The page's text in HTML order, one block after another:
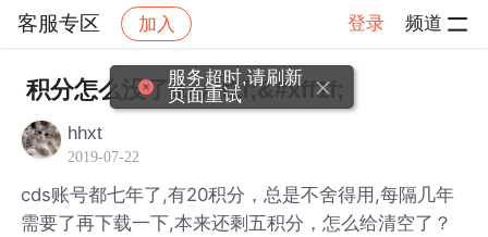
客服专区 加入 登录 频道
社区 客服专区 帖子详情
积分怎么没了&#xff1f;&#xff1f;
hhxt
2019-07-22
cds账号都七年了,有20积分，总是不舍得用,每隔几年
需要了再下载一下,本来还剩五积分，怎么给清空了？
服务超时,请刷新
页面重试